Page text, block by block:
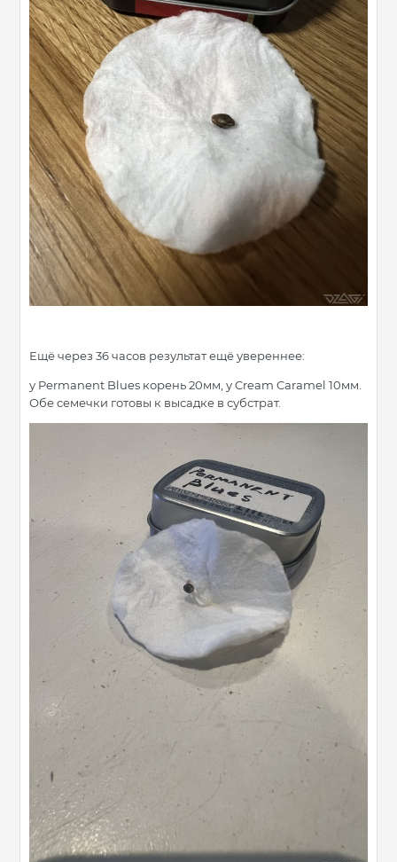
Ещё через 36 часов результат ещё увереннее:
у Permanent Blues корень 20мм, у Cream Caramel 10мм.
Обе семечки готовы к высадке в субстрат.